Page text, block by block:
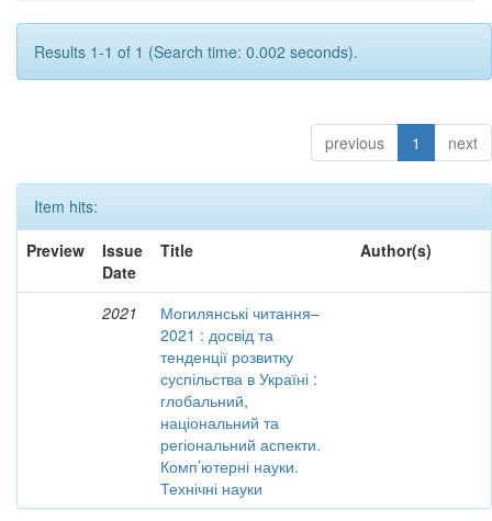
Results 1-1 of 1 (Search time: 0.002 seconds).
previous 1 next
Item hits:
Preview
Issue
Date
Title Author(s)
2021
Могилянські читання–
2021 : досвід та
тенденції розвитку
суспільства в Україні :
глобальний,
національний та
регіональний аспекти.
Комп’ютерні науки.
Технічні науки